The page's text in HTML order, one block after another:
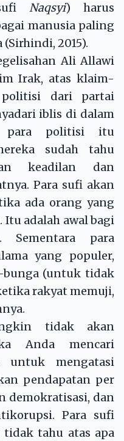
Naqsyi) harus
manusia paling
2015).
Ali Allawi
Irak, atas klaim-
dari partai
iblis di dalam
para politisi itu
sudah tahu
keadilan dan
Para sufi akan
ada orang yang
adalah awal bagi
Sementara para
yang populer,
bunga (untuk tidak
rakyat memuji,
tidak akan
Anda mencari
untuk mengatasi
pendapatan per
demokratisasi, dan
Para sufi
tahu atas apa